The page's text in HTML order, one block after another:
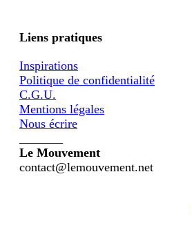
Liens pratiques
Inspirations
Politique de confidentialité
C.G.U.
Mentions légales
Nous écrire
Le Mouvement
contact@lemouvement.net